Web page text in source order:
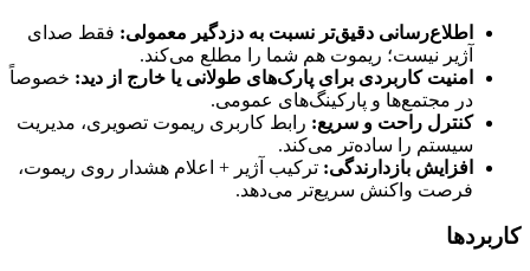
اطلاع‌رسانی دقیق‌تر نسبت به دزدگیر معمولی: فقط صدای
آژیر نیست؛ ریموت هم شما را مطلع می‌کند.
امنیت کاربردی برای پارک‌های طولانی یا خارج از دید: خصوصاً
در مجتمع‌ها و پارکینگ‌های عمومی.
کنترل راحت و سریع: رابط کاربری ریموت تصویری، مدیریت
سیستم را ساده‌تر می‌کند.
افزایش بازدارندگی: ترکیب آژیر + اعلام هشدار روی ریموت،
فرصت واکنش سریع‌تر می‌دهد.
کاربردها